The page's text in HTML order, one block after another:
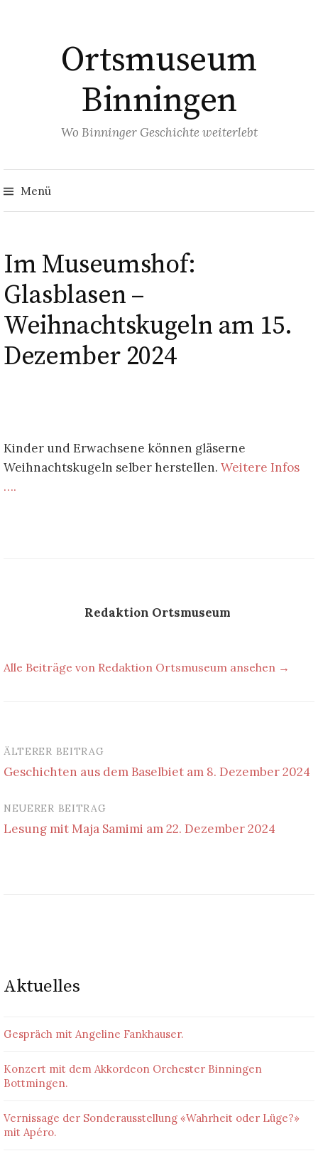
Ortsmuseum
Binningen
Wo Binninger Geschichte weiterlebt
Menü
Im Museumshof:
Glasblasen –
Weihnachtskugeln am 15.
Dezember 2024
Kinder und Erwachsene können gläserne
Weihnachtskugeln selber herstellen. Weitere Infos
….
Redaktion Ortsmuseum
Alle Beiträge von Redaktion Ortsmuseum ansehen →
Beitrags-
Navigation
ÄLTERER BEITRAG
Geschichten aus dem Baselbiet am 8. Dezember 2024
NEUERER BEITRAG
Lesung mit Maja Samimi am 22. Dezember 2024
Aktuelles
Gespräch mit Angeline Fankhauser.
Konzert mit dem Akkordeon Orchester Binningen
Bottmingen.
Vernissage der Sonderausstellung «Wahrheit oder Lüge?»
mit Apéro.